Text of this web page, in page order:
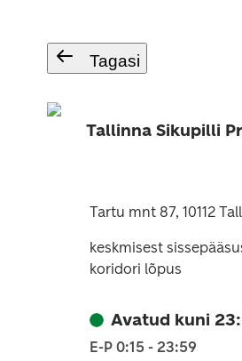
Tagasi
Tallinna Sikupilli
Tartu mnt 87, 10112
keskmisest
koridori lõpus
Avatud kuni
E-P 0:15 - 23:59